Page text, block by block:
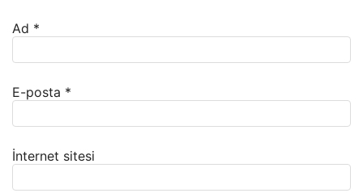
Ad *
E-posta *
İnternet sitesi